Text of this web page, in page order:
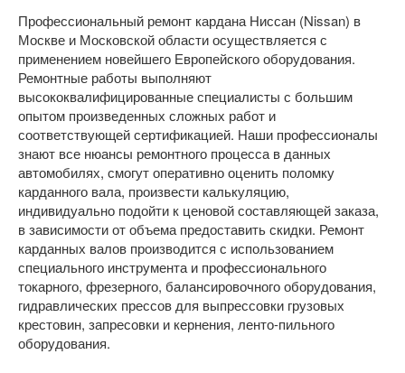
Профессиональный ремонт кардана Ниссан (Nissan) в
Москве и Московской области осуществляется с
применением новейшего Европейского оборудования.
Ремонтные работы выполняют
высококвалифицированные специалисты с большим
опытом произведенных сложных работ и
соответствующей сертификацией. Наши профессионалы
знают все нюансы ремонтного процесса в данных
автомобилях, смогут оперативно оценить поломку
карданного вала, произвести калькуляцию,
индивидуально подойти к ценовой составляющей заказа,
в зависимости от объема предоставить скидки. Ремонт
карданных валов производится с использованием
специального инструмента и профессионального
токарного, фрезерного, балансировочного оборудования,
гидравлических прессов для выпрессовки грузовых
крестовин, запресовки и кернения, ленто-пильного
оборудования.